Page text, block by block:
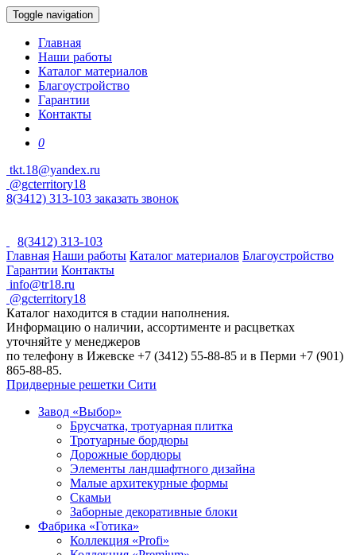
Toggle navigation
Главная
Наши работы
Каталог материалов
Благоустройство
Гарантии
Контакты
0
tkt.18@yandex.ru
@gcterritory18
8(3412) 313-103 заказать звонок
8(3412) 313-103
Главная Наши работы Каталог материалов Благоустройство
Гарантии Контакты
info@tr18.ru
@gcterritory18
Каталог находится в стадии наполнения.
Информацию о наличии, ассортименте и расцветках
уточняйте у менеджеров
по телефону в Ижевске +7 (3412) 55-88-85 и в Перми +7 (901)
865-88-85.
Придверные решетки Сити
Завод «Выбор»
Брусчатка, тротуарная плитка
Тротуарные бордюры
Дорожные бордюры
Элементы ландшафтного дизайна
Малые архитекурные формы
Скамьи
Заборные декоративные блоки
Фабрика «Готика»
Коллекция «Profi»